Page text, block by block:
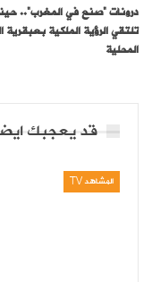
درونات “صنع في المغرب”..
تلتقي الرؤية الملكية بعبقرية
المحلية
قد يعجبك
المشاهد TV